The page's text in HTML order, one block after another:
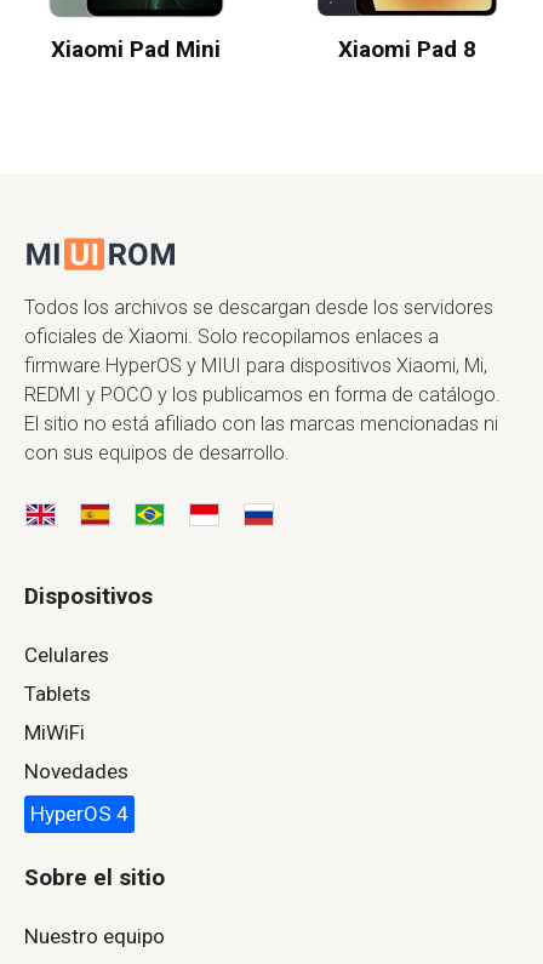
Xiaomi Pad Mini Xiaomi Pad 8
Todos los archivos se descargan desde los servidores
oficiales de Xiaomi. Solo recopilamos enlaces a
firmware HyperOS y MIUI para dispositivos Xiaomi, Mi,
REDMI y POCO y los publicamos en forma de catálogo.
El sitio no está afiliado con las marcas mencionadas ni
con sus equipos de desarrollo.
Dispositivos
Celulares
Tablets
MiWiFi
Novedades
HyperOS 4
Sobre el sitio
Nuestro equipo